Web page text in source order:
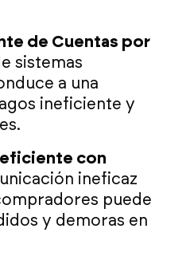
de Cuentas por
sistemas
a una
ineficiente y
con
ineficaz
puede
y demoras en